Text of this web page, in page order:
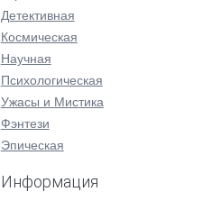
Детективная
Космическая
Научная
Психологическая
Ужасы и Мистика
Фэнтези
Эпическая
Информация